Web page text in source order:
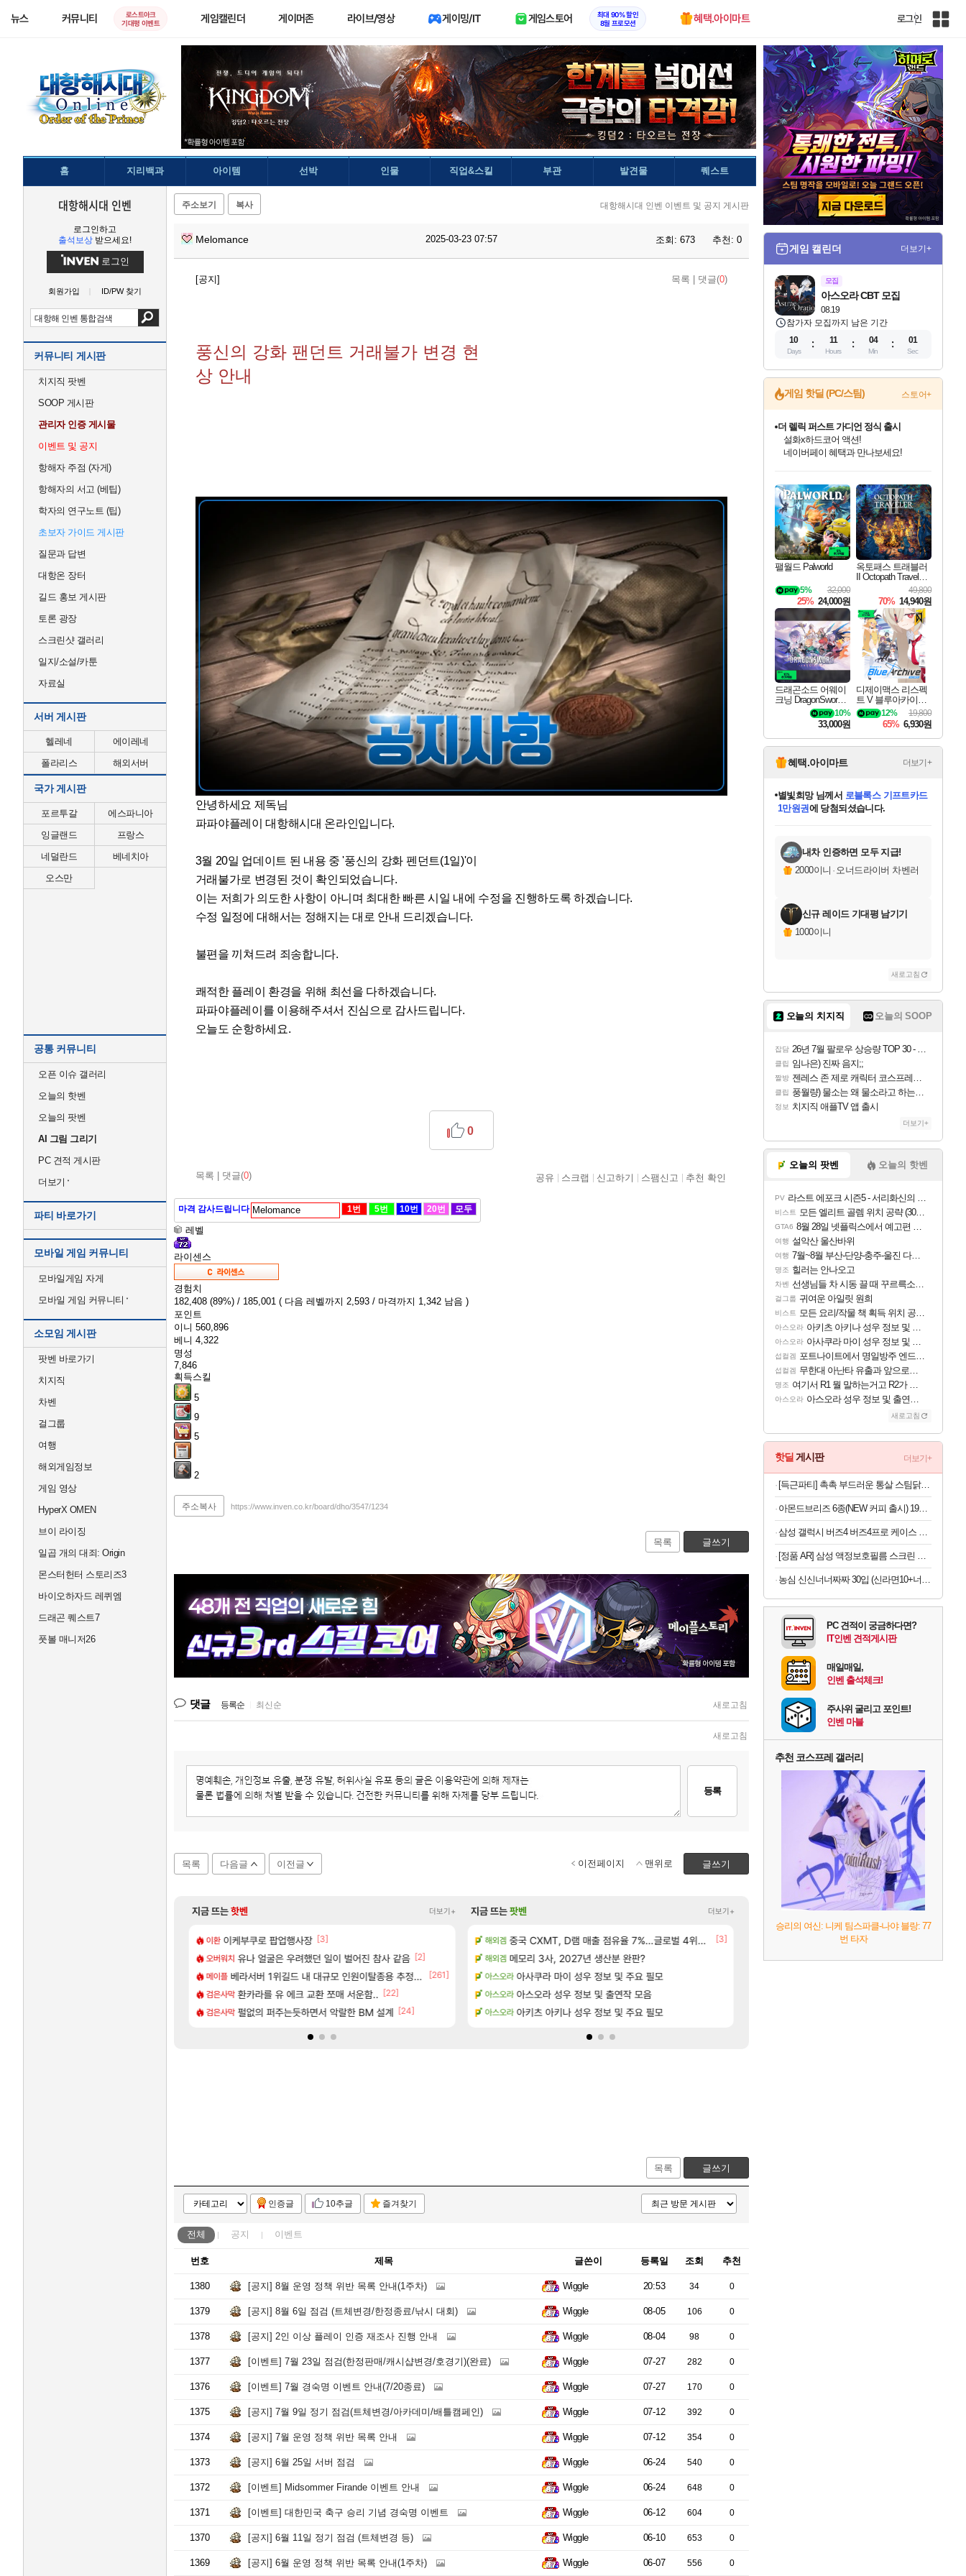
뉴스 커뮤니티
로스트아크
기대평 이벤트
게임캘린더 게이머존 라이브/영상 게이밍/IT 게임스토어
최대 90% 할인
8월 프로모션
혜택.아이마트 로그인
인
전
이
트
맵
홈 지리백과 아이템 선박 인물 직업&스킬 부관 발견물 퀘스트
대항해시대 인벤
로그인하고
출석보상 받으세요!
로그인
회원가입 ID/PW 찾기
커뮤니티 게시판
치지직 팟벤
SOOP 게시판
관리자 인증 게시물
이벤트 및 공지
항해자 주점 (자게)
항해자의 서고 (베팁)
학자의 연구노트 (팁)
초보자 가이드 게시판
질문과 답변
대항온 장터
길드 홍보 게시판
토론 광장
스크린샷 갤러리
일지/소설/카툰
자료실
서버 게시판
헬레네
에이레네
폴라리스
해외서버
국가 게시판
포르투갈
에스파니아
잉글랜드
프랑스
네덜란드
베네치아
오스만
공통 커뮤니티
오픈 이슈 갤러리
오늘의 핫벤
오늘의 팟벤
AI 그림 그리기
PC 견적 게시판
더보기
파티 바로가기
모바일 게임 커뮤니티
모바일게임 자게
모바일 게임 커뮤니티
소모임 게시판
팟벤 바로가기
치지직
차벤
걸그룹
여행
해외게임정보
게임 영상
HyperX OMEN
브이 라이징
일곱 개의 대죄: Origin
몬스터헌터 스토리즈3
바이오하자드 레퀴엠
드래곤 퀘스트7
풋볼 매니저26
주소보기 복사 대항해시대 인벤 이벤트 및 공지 게시판
Melomance 2025-03-23 07:57 조회: 673 추천: 0
[공지] 목록 댓글(0)
풍신의 강화 팬던트 거래불가 변경 현
상 안내
안녕하세요 제독님
파파야플레이 대항해시대 온라인입니다.
3월 20일 업데이트 된 내용 중 '풍신의 강화 펜던트(1일)'이
거래불가로 변경된 것이 확인되었습니다.
이는 저희가 의도한 사항이 아니며 최대한 빠른 시일 내에 수정을 진행하도록 하겠습니다.
수정 일정에 대해서는 정해지는 대로 안내 드리겠습니다.
불편을 끼쳐드려 죄송합니다.
쾌적한 플레이 환경을 위해 최선을 다하겠습니다.
파파야플레이를 이용해주셔서 진심으로 감사드립니다.
오늘도 순항하세요.
목록 댓글(0)
0
공유 스크랩 신고하기 스팸신고 추천 확인
마격 감사드립니다 1번 5번 10번 20번 모두
레벨
라이센스
경험치
182,408 (89%) / 185,001 ( 다음 레벨까지 2,593 / 마격까지 1,342 남음 )
포인트
이니 560,896
베니 4,322
명성
7,846
획득스킬
5
9
5
2
주소복사 https://www.inven.co.kr/board/dho/3547/1234
목록 글쓰기
댓글 등록순 최신순 새로고침
새로고침
등록
목록 다음글 이전글 글쓰기
이전페이지 맨위로
지금 뜨는핫벤 더보기+
이환 이케부쿠로 팝업행사장 [3]
오버워치 유나 얼굴은 우려했던 일이 벌어진 참사 같음 [2]
메이플 베라서버 1위길드 내 대규모 인원이탈종용 추정사건
[261]
검은사막 환카라를 유 에크 교환 쪼매 서운함.. [22]
검은사막 펄없의 퍼주는듯하면서 악랄한 BM 설계 [24]
리니지M 주말패키지 결과..... [5]
오버워치 D.mon 스킬셋 나왔다 [5]
메이플 ☆무료☆ 템세팅 사이트 개발자입니다
메이플 환산 13만 스펙으로 삐져서 매주 수로 10만점 치고있으면 ㅋㅋ
SOL 영웅무기도안 제작 질문
후닝 780억 부자 아니였음??
검은사막 중상유저들
지금 뜨는팟벤 더보기+
아스오라 카가미하라 하루 성우 정보 및 주요 필모
비스트 모든 요리/작물 책 획득 위치 공략 (36개) - 미식가 도전과제
차벤 아반테 2.0 자연흡기? [1]
섭컬겜 무한대 아난타 유출과 앞으로의 예상 (루머)
PV 라스트 에포크 시즌5 - 서리화신의 분노 티저
해외겜 중국 CXMT, D램 매출 점유율 7%…글로벌 4위로 부상
[3]
해외겜 메모리 3사, 2027년 생산분 완판?
아스오라 아사쿠라 마이 성우 정보 및 주요 필모
아스오라 아스오라 성우 정보 및 출연작 모음
아스오라 아키츠 아키나 성우 정보 및 주요 필모
8월 28일 넷플릭스에서 예고편 공개 예정
여행 선녀바위해수욕장
목록 글쓰기
인증글 10추글 즐겨찾기
전체 공지 이벤트
번호 제목 글쓴이 등록일 조회 추천
1380 [공지] 8월 운영 정책 위반 목록 안내(1주차) Wiggle 20:53 34 0
1379 [공지] 8월 6일 점검 (트체변경/한정종료/낚시 대회) Wiggle 08-05 106 0
1378 [공지] 2인 이상 플레이 인증 재조사 진행 안내 Wiggle 08-04 98 0
1377 [이벤트] 7월 23일 점검(한정판매/캐시샵변경/호경기)(완료) Wiggle 07-27 282 0
1376 [이벤트] 7월 경숙명 이벤트 안내(7/20종료) Wiggle 07-27 170 0
1375 [공지] 7월 9일 정기 점검(트체변경/아카데미/배틀캠페인) Wiggle 07-12 392 0
1374 [공지] 7월 운영 정책 위반 목록 안내 Wiggle 07-12 354 0
1373 [공지] 6월 25일 서버 점검 Wiggle 06-24 540 0
1372 [이벤트] Midsommer Firande 이벤트 안내 Wiggle 06-24 648 0
1371 [이벤트] 대한민국 축구 승리 기념 경숙명 이벤트 Wiggle 06-12 604 0
1370 [공지] 6월 11일 정기 점검 (트체변경 등) Wiggle 06-10 653 0
1369 [공지] 6월 운영 정책 위반 목록 안내(1주차) Wiggle 06-07 556 0
게임 캘린더 더보기+
모집
08.19
아스오라 CBT 모집
참가자 모집까지 남은 기간
10
Days
11
Hours
04
Min
00
Sec
게임 핫딜 (PC/스팀) 스토어+
최대 90% 할인가를 만나보세요!
네이버혜택과 함께 만나보세요!
50%할인&추가 적립까지!
네이버 포인트 혜택까지!
이니&베니 혜택까지!
네이버 혜택가와 함께 예약하세요!
할인&네이버혜택으로 만나보세요!
더 렐릭 퍼스트 가디언 정식 출시
설화x하드코어 액션!
네이버페이 혜택과 만나보세요!
40주년 프로모션으로 만나보세요!
할인가에 만나보세요!
일부 에디션 상시 할인!
혜택으로 예약 판매 중
편안하게 충전하세요
팰월드 Palworld
32,000
5%
25% 24,000원
옥토패스 트래블러
II Octopath Traveler I
49,800
70% 14,940원
드래곤소드 어웨이
크닝 DragonSword A
10%
33,000원
디제이맥스 리스펙
트 V 블루아카이브
팩 DJMAX RESPE
CT V Blue Archive P
ack DLC
19,800
12%
65% 6,930원
혜택.아이마트 더보기+
교환.
당첨되셨습니다.
당첨되셨습니다.
당첨되셨습니다.
별빛희망님께서 로블록스 기프트카드
1만원권에 당첨되셨습니다.
당첨되셨습니다.
당첨되셨습니다.
당첨되셨습니다.
당첨되셨습니다.
에디션 (스팀코드)를 교환.
당첨되셨습니다.
내차 인증하면 모두 지급!
2000이니 · 오너드라이버 차벤러
신규 레이드 기대평 남기기
1000이니
새로고침
오늘의 치지직 오늘의 SOOP
잡담 26년 7월 팔로우 상승량 TOP 30 - 월간 치지직
클립 임나은) 진짜 음지;;
짤방 젠레스 존 제로 캐릭터 코스프레한 꽁주
클립 풍월량) 물소는 왜 물소라고 하는거야? 아! 그만 ㅋㅋ
정보 치지직 애플TV 앱 출시
더보기+
오늘의 팟벤 오늘의 핫벤
PV 라스트 에포크 시즌5 - 서리화신의 분노 티저
비스트 모든 엘리트 골렘 위치 공략 (30개) - 방랑 결투가
GTA6 8월 28일 넷플릭스에서 예고편 공개 예정
여행 설악산 울산바위
여행 7월~8월 부산-단양-충주-울진 다녀왔어요~
명조 힐러는 안나오고
차벤 선생님들 차 시동 끌 때 꾸르륵소리나는데
걸그룹 귀여운 아일릿 원희
비스트 모든 요리/작물 책 획득 위치 공략 (36개) - 미식가 도전과제
아스오라 아키츠 아키나 성우 정보 및 주요 필모
아스오라 아사쿠라 마이 성우 정보 및 주요 필모
섭컬겜 포트나이트에서 명일방주 엔드필드 [펠리카] 판매 예정
섭컬겜 무한대 아난타 유출과 앞으로의 예상 (루머)
명조 여기서 R1 뭘 말하는거고 R2가 뭘말하는걸까요?
아스오라 아스오라 성우 정보 및 출연작 모음
새로고침
핫딜 게시판 더보기+
[득근파티] 촉촉 부드러운 통살 스팀닭가슴살 18팩 6가지맛
아몬드브리즈 6종(NEW 커피 출시) 190ML/950ML 10팩/24팩/48팩 중 택 1
삼성 갤럭시 버즈4 버즈4프로 케이스 양은 냄비 커버
[정품 AR] 삼성 액정보호필름 스크린 프로텍터 갤럭시S26 울트라, 2매입
농심 신신너너짜짜 30입 (신라면10+너구리10+짜파게티10)
PC 견적이 궁금하다면?
IT인벤 견적게시판
매일매일,
인벤 출석체크!
주사위 굴리고 포인트!
인벤 마블
추천 코스프레 갤러리
승리의 여신: 니케 팀스파클-나야 블랑: 77
번 타자